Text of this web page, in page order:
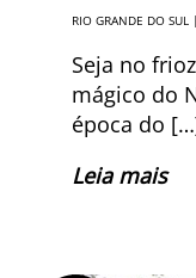
RIO GRANDE DO SUL
Seja no
mágico do
época do
Leia mais